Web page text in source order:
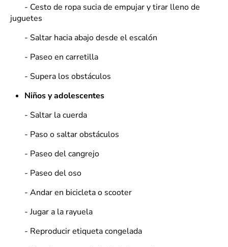
- Cesto de ropa sucia de empujar y tirar lleno de
juguetes
- Saltar hacia abajo desde el escalón
- Paseo en carretilla
- Supera los obstáculos
Niños y adolescentes
- Saltar la cuerda
- Paso o saltar obstáculos
- Paseo del cangrejo
- Paseo del oso
- Andar en bicicleta o scooter
- Jugar a la rayuela
- Reproducir etiqueta congelada